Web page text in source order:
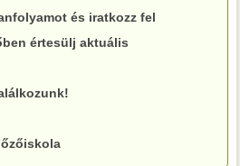
és iratkozz fel
értesülj aktuális